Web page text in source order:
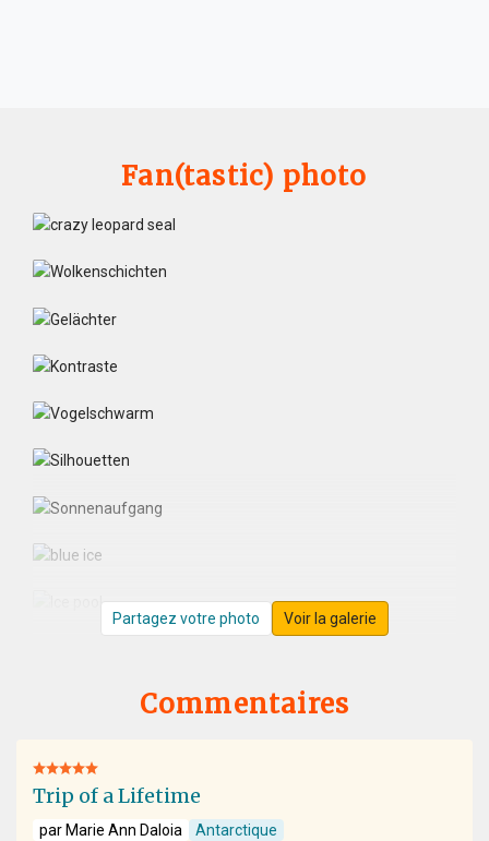
Fan(tastic) photo
Partagez votre photo Voir la galerie
Commentaires
Trip of a Lifetime
par Marie Ann Daloia Antarctique